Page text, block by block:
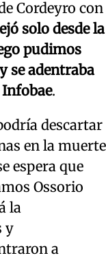
Cordeyro con
solo desde la
pudimos
se adentraba
Infobae.
descartar
en la muerte
espera que
Ossorio
la
y
a